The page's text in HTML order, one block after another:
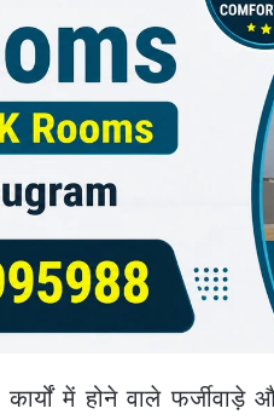
में होने वाले